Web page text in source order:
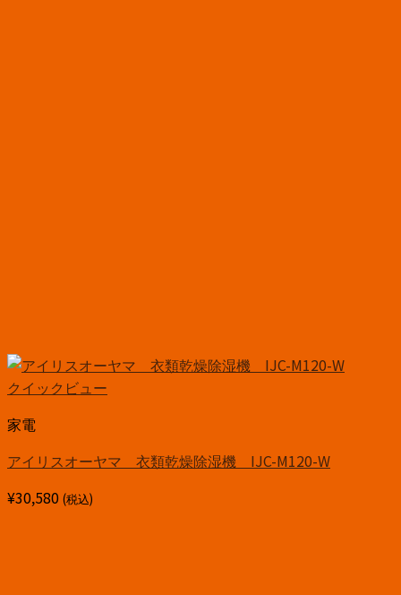
クイックビュー
家電
アイリスオーヤマ 衣類乾燥除湿機 IJC-M120-W
¥30,580 (税込)